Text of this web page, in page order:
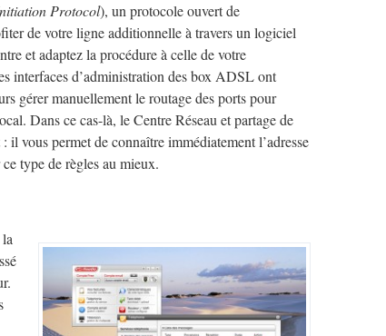
Protocol), un protocole ouvert de
de votre ligne additionnelle à travers un logiciel
et adaptez la procédure à celle de votre
interfaces d’administration des box ADSL ont
gérer manuellement le routage des ports pour
Dans ce cas-là, le Centre Réseau et partage de
vous permet de connaître immédiatement l’adresse
type de règles au mieux.